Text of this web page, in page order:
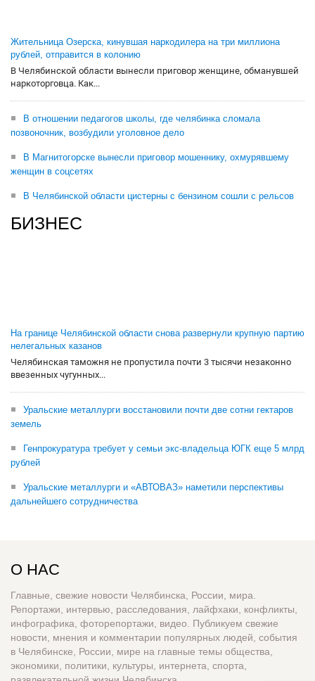
Жительница Озерска, кинувшая наркодилера на три миллиона
рублей, отправится в колонию
В Челябинской области вынесли приговор женщине, обманувшей
наркоторговца. Как...
В отношении педагогов школы, где челябинка сломала
позвоночник, возбудили уголовное дело
В Магнитогорске вынесли приговор мошеннику, охмурявшему
женщин в соцсетях
В Челябинской области цистерны с бензином сошли с рельсов
БИЗНЕС
На границе Челябинской области снова развернули крупную партию
нелегальных казанов
Челябинская таможня не пропустила почти 3 тысячи незаконно
ввезенных чугунных...
Уральские металлурги восстановили почти две сотни гектаров
земель
Генпрокуратура требует у семьи экс-владельца ЮГК еще 5 млрд
рублей
Уральские металлурги и «АВТОВАЗ» наметили перспективы
дальнейшего сотрудничества
О НАС
Главные, свежие новости Челябинска, России, мира.
Репортажи, интервью, расследования, лайфхаки, конфликты,
инфографика, фоторепортажи, видео. Публикуем свежие
новости, мнения и комментарии популярных людей, события
в Челябинске, России, мире на главные темы общества,
экономики, политики, культуры, интернета, спорта,